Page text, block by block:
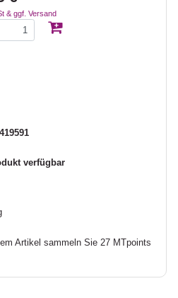
& ggf. Versand
verfügbar
Artikel sammeln Sie 27 MTpoints